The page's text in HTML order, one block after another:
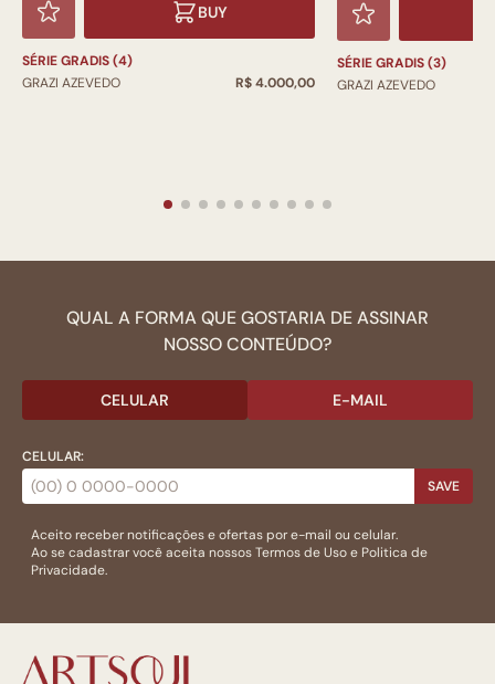
BUY
SÉRIE GRADIS (4)
GRAZI AZEVEDO
R$ 4.000,00
SÉRIE GRADIS (3)
GRAZI AZEVEDO
QUAL A FORMA QUE GOSTARIA DE ASSINAR
NOSSO CONTEÚDO?
CELULAR E-MAIL
CELULAR:
SAVE
Aceito receber notificações e ofertas por e-mail ou celular.
Ao se cadastrar você aceita nossosTermos de Usoe Politica de
Privacidade.